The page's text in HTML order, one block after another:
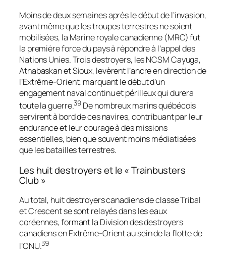
Moins de deux semaines après le début de l’invasion,
avant même que les troupes terrestres ne soient
mobilisées, la Marine royale canadienne (MRC) fut
la première force du pays à répondre à l’appel des
Nations Unies. Trois destroyers, les NCSMCayuga,
AthabaskanetSioux, levèrent l’ancre en direction de
l’Extrême-Orient, marquant le début d’un
engagement naval continu et périlleux qui durera
toute la guerre.39 De nombreux marins québécois
servirent à bord de ces navires, contribuant par leur
endurance et leur courage à des missions
essentielles, bien que souvent moins médiatisées
que les batailles terrestres.
Les huit destroyers et le « Trainbusters
Club »
Au total, huit destroyers canadiens de classe Tribal
et Crescent se sont relayés dans les eaux
coréennes, formant la Division des destroyers
canadiens en Extrême-Orient au sein de la flotte de
l’ONU.39